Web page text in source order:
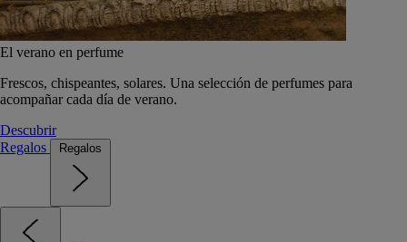
El verano en perfume
Frescos, chispeantes, solares. Una selección de perfumes para
acompañar cada día de verano.
Descubrir
Regalos
Regalos